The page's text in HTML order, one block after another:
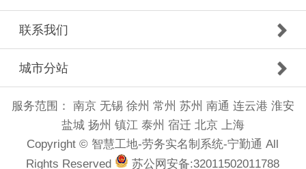
联系我们
城市分站
服务范围： 南京 无锡 徐州 常州 苏州 南通 连云港 淮安
盐城 扬州 镇江 泰州 宿迁 北京 上海
Copyright © 智慧工地-劳务实名制系统-宁勤通 All
Rights Reserved
苏公网安备:32011502011788